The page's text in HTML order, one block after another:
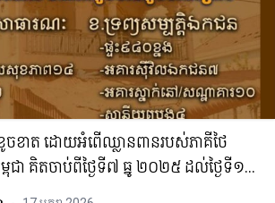
ខាត ដោយអំពើឈ្លានពានរបស់ភាគីថៃ
ជា គិតចាប់ពីថ្ងៃទី៧ ធ្នូ ២០២៥ ដល់ថ្ងៃទី១៧​